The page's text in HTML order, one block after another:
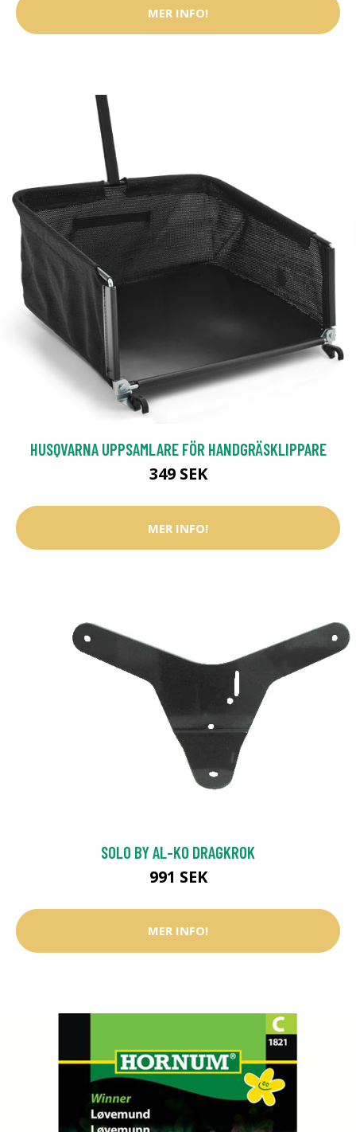
MER INFO!
HUSQVARNA UPPSAMLARE FÖR HANDGRÄSKLIPPARE
349 SEK
MER INFO!
SOLO BY AL-KO DRAGKROK
991 SEK
MER INFO!